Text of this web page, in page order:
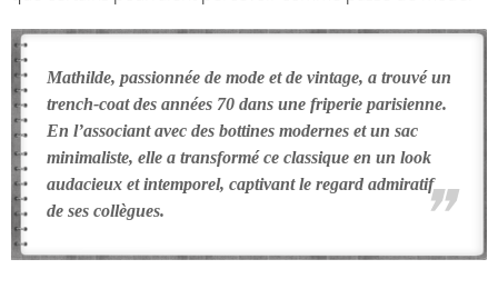
Mathilde, passionnée de mode et de vintage, a trouvé un
trench-coat des années 70 dans une friperie parisienne.
En l’associant avec des bottines modernes et un sac
minimaliste, elle a transformé ce classique en un look
audacieux et intemporel, captivant le regard admiratif
de ses collègues.